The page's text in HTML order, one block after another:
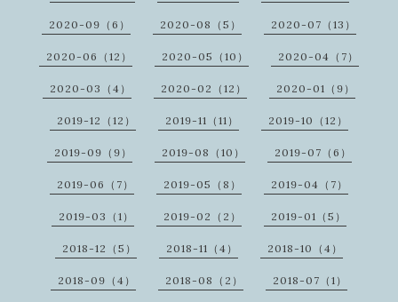
2020-09（6） 2020-08（5） 2020-07（13）
2020-06（12） 2020-05（10） 2020-04（7）
2020-03（4） 2020-02（12） 2020-01（9）
2019-12（12） 2019-11（11） 2019-10（12）
2019-09（9） 2019-08（10） 2019-07（6）
2019-06（7） 2019-05（8） 2019-04（7）
2019-03（1） 2019-02（2） 2019-01（5）
2018-12（5） 2018-11（4） 2018-10（4）
2018-09（4） 2018-08（2） 2018-07（1）